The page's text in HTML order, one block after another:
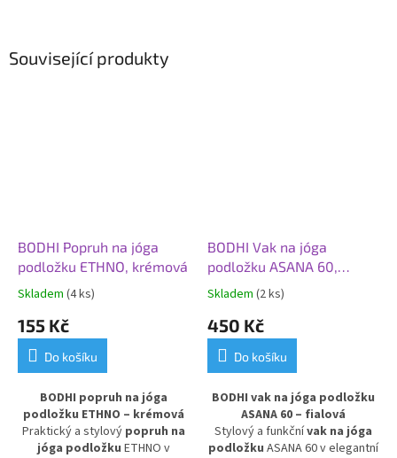
Související produkty
BODHI Popruh na jóga
podložku ETHNO, krémová
Skladem (4 ks)
155 Kč
Do košíku
BODHI popruh na jóga
podložku ETHNO – krémová
Praktický a stylový popruh na
jóga podložku ETHNO v
BODHI Vak na jóga
podložku ASANA 60,
fialová
Skladem (2 ks)
450 Kč
Do košíku
BODHI vak na jóga podložku
ASANA 60 – fialová
Stylový a funkčnívak na jóga
podložku ASANA 60 v elegantní